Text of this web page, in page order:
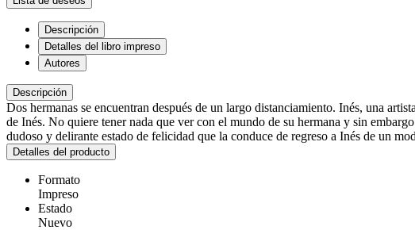
Descripción
Detalles del libro impreso
Autores
Descripción
Dos hermanas se encuentran después de un largo distanciamiento. Inés, una
de Inés. No quiere tener nada que ver con el mundo de su hermana y sin
dudoso y delirante estado de felicidad que la conduce de regreso a Inés de un
Detalles del producto
Formato
Impreso
Estado
Nuevo